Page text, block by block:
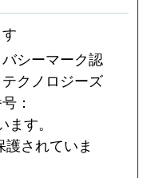
シーマーク認
クノロジーズ
：
す。
されていま